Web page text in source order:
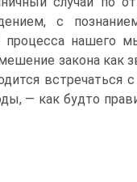
с
нашего
закона как
— как будто